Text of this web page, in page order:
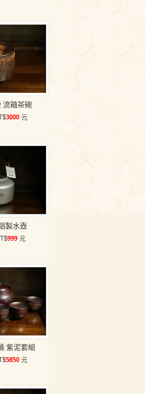
流釉茶碗
3000 元
製水壺
999 元
紫泥套組
5850 元